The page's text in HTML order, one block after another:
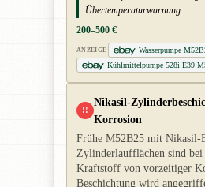
Übertemperaturwarnung
200–500 €
ANZEIGE
Wasserpumpe
Kühlmittelpumpe 528i E39
!!
Nikasil-
Korrosion
Frühe M52B25 mit Nikasil-
Zylinderlaufflächen sind bei
Kraftstoff von vorzeitiger
Beschichtung wird